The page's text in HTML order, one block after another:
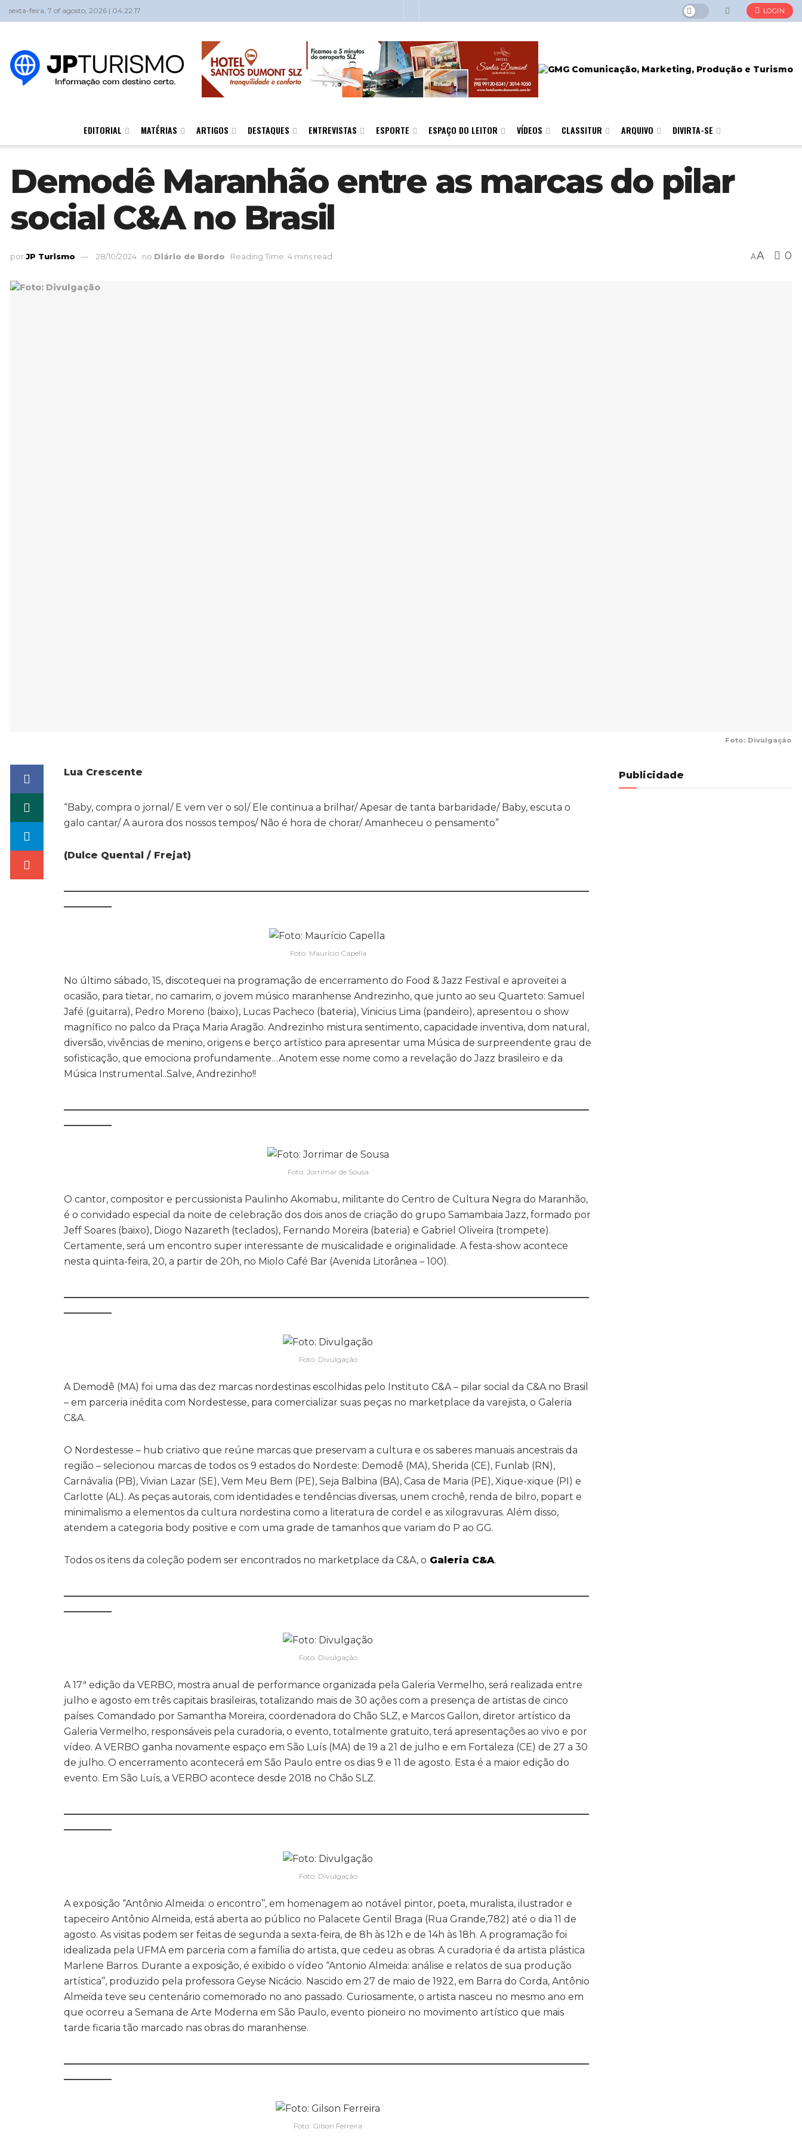
sexta-feira, 7 of agosto, 2026 | 04:22:17 LOGIN
EDITORIAL MATÉRIAS ARTIGOS DESTAQUES ENTREVISTAS ESPORTE ESPAÇO DO LEITOR VÍDEOS CLASSITUR ARQUIVO DIVIRTA-SE
Demodê Maranhão entre as marcas do pilar
social C&A no Brasil
porJP Turismo 28/10/2024 no Diário de Bordo Reading Time: 4 mins read AA 0
Foto: Divulgação
Lua Crescente
“Baby, compra o jornal/ E vem ver o sol/ Ele continua a brilhar/ Apesar de tanta barbaridade/ Baby, escuta o
galo cantar/ A aurora dos nossos tempos/ Não é hora de chorar/ Amanheceu o pensamento”
(Dulce Quental / Frejat)
Foto: Maurício Capella
No último sábado, 15, discotequei na programação de encerramento do Food & Jazz Festival e aproveitei a
ocasião, para tietar, no camarim, o jovem músico maranhense Andrezinho, que junto ao seu Quarteto: Samuel
Jafé (guitarra), Pedro Moreno (baixo), Lucas Pacheco (bateria), Vinicius Lima (pandeiro), apresentou o show
magnífico no palco da Praça Maria Aragão. Andrezinho mistura sentimento, capacidade inventiva, dom natural,
diversão, vivências de menino, origens e berço artístico para apresentar uma Música de surpreendente grau de
sofisticação, que emociona profundamente…Anotem esse nome como a revelação do Jazz brasileiro e da
Música Instrumental..Salve, Andrezinho!!
Foto: Jorrimar de Sousa
O cantor, compositor e percussionista Paulinho Akomabu, militante do Centro de Cultura Negra do Maranhão,
é o convidado especial da noite de celebração dos dois anos de criação do grupo Samambaia Jazz, formado por
Jeff Soares (baixo), Diogo Nazareth (teclados), Fernando Moreira (bateria) e Gabriel Oliveira (trompete).
Certamente, será um encontro super interessante de musicalidade e originalidade. A festa-show acontece
nesta quinta-feira, 20, a partir de 20h, no Miolo Café Bar (Avenida Litorânea – 100).
Foto: Divulgação
A Demodê (MA) foi uma das dez marcas nordestinas escolhidas pelo Instituto C&A – pilar social da C&A no Brasil
– em parceria inédita com Nordestesse, para comercializar suas peças no marketplace da varejista, o Galeria
C&A.
O Nordestesse – hub criativo que reúne marcas que preservam a cultura e os saberes manuais ancestrais da
região – selecionou marcas de todos os 9 estados do Nordeste: Demodê (MA), Sherida (CE), Funlab (RN),
Carnávalia (PB), Vivian Lazar (SE), Vem Meu Bem (PE), Seja Balbina (BA), Casa de Maria (PE), Xique-xique (PI) e
Carlotte (AL). As peças autorais, com identidades e tendências diversas, unem crochê, renda de bilro, popart e
minimalismo a elementos da cultura nordestina como a literatura de cordel e as xilogravuras. Além disso,
atendem a categoria body positive e com uma grade de tamanhos que variam do P ao GG.
Todos os itens da coleção podem ser encontrados no marketplace da C&A, o Galeria C&A.
Foto: Divulgação
A 17ª edição da VERBO, mostra anual de performance organizada pela Galeria Vermelho, será realizada entre
julho e agosto em três capitais brasileiras, totalizando mais de 30 ações com a presença de artistas de cinco
países. Comandado por Samantha Moreira, coordenadora do Chão SLZ, e Marcos Gallon, diretor artístico da
Galeria Vermelho, responsáveis pela curadoria, o evento, totalmente gratuito, terá apresentações ao vivo e por
vídeo. A VERBO ganha novamente espaço em São Luís (MA) de 19 a 21 de julho e em Fortaleza (CE) de 27 a 30
de julho. O encerramento acontecerá em São Paulo entre os dias 9 e 11 de agosto. Esta é a maior edição do
evento. Em São Luís, a VERBO acontece desde 2018 no Chão SLZ.
Foto: Divulgação
A exposição “Antônio Almeida: o encontro’’, em homenagem ao notável pintor, poeta, muralista, ilustrador e
tapeceiro Antônio Almeida, está aberta ao público no Palacete Gentil Braga (Rua Grande,782) até o dia 11 de
agosto. As visitas podem ser feitas de segunda a sexta-feira, de 8h às 12h e de 14h às 18h. A programação foi
idealizada pela UFMA em parceria com a família do artista, que cedeu as obras. A curadoria é da artista plástica
Marlene Barros. Durante a exposição, é exibido o vídeo “Antonio Almeida: análise e relatos de sua produção
artística’’, produzido pela professora Geyse Nicácio. Nascido em 27 de maio de 1922, em Barra do Corda, Antônio
Almeida teve seu centenário comemorado no ano passado. Curiosamente, o artista nasceu no mesmo ano em
que ocorreu a Semana de Arte Moderna em São Paulo, evento pioneiro no movimento artístico que mais
tarde ficaria tão marcado nas obras do maranhense.
Foto: Gilson Ferreira
Publicidade